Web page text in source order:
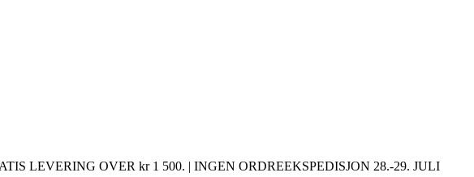
LEVERING OVER kr 1 500. | INGEN ORDREEKSPEDISJON 28.-29. JULI